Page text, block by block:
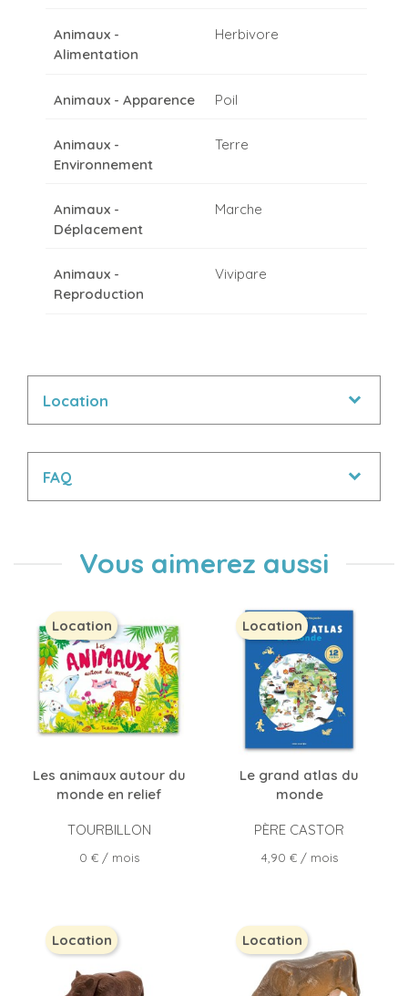
Animaux -
Alimentation
Herbivore
Animaux - Apparence Poil
Animaux -
Environnement
Terre
Animaux -
Déplacement
Marche
Animaux -
Reproduction
Vivipare
Location
FAQ
Vous aimerez aussi
Les animaux autour du
monde en relief
TOURBILLON
Prix
0 €/ mois
Location
Le grand atlas du
monde
PÈRE CASTOR
Prix
4,90 €/ mois
Location
Location Location